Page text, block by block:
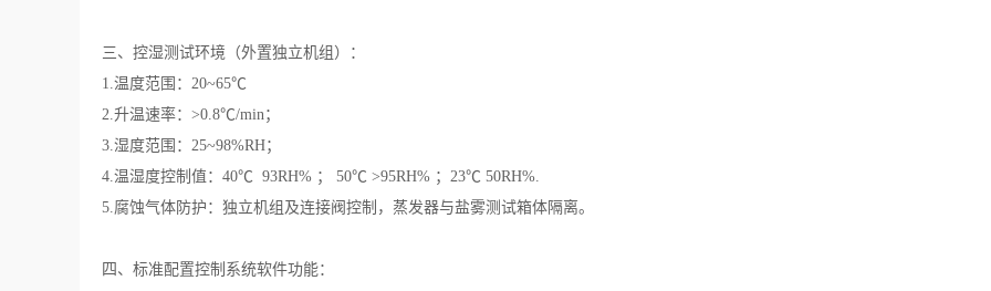
三、控湿测试环境（外置独立机组）：
1.温度范围：20~65℃
2.升温速率：>0.8℃/min；
3.湿度范围：25~98%RH；
4.温湿度控制值：40℃ 93RH% ； 50℃ >95RH% ；23℃ 50RH%.
5.腐蚀气体防护：独立机组及连接阀控制，蒸发器与盐雾测试箱体隔离。
四、标准配置控制系统软件功能：